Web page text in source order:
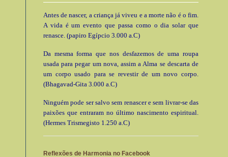
Antes de nascer, a criança já viveu e a morte não é o fim.
A vida é um evento que passa como o dia solar que
renasce. (papiro Egípcio 3.000 a.C)
Da mesma forma que nos desfazemos de uma roupa
usada para pegar um nova, assim a Alma se descarta de
um corpo usado para se revestir de um novo corpo.
(Bhagavad-Gita 3.000 a.C)
Ninguém pode ser salvo sem renascer e sem livrar-se das
paixões que entraram no último nascimento espiritual.
(Hermes Trismegisto 1.250 a.C)
Reflexões de Harmonia no Facebook